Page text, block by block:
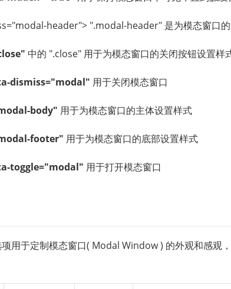
header"> ".modal-header" 是为模态窗口
中的 ".close" 用于为模态窗口的关闭按钮设置样
dismiss="modal" 用于关闭模态窗口
body" 用于为模态窗口的主体设置样式
footer" 用于为模态窗口的底部设置样式
toggle="modal" 用于打开模态窗口
用于定制模态窗口( Modal Window ) 的外观和感观